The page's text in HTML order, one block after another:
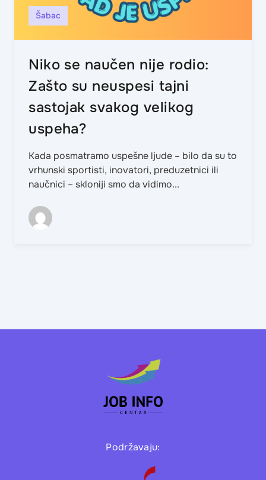
Šabac
Niko se naučen nije rodio:
Zašto su neuspesi tajni
sastojak svakog velikog
uspeha?
Kada posmatramo uspešne ljude – bilo da su to
vrhunski sportisti, inovatori, preduzetnici ili
naučnici – skloniji smo da vidimo...
Podržavaju: